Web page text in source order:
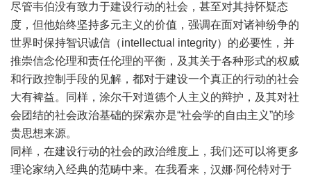
尽管韦伯没有致力于建设行动的社会，甚至对其持怀疑态
度，但他始终坚持多元主义的价值，强调在面对诸神纷争的
世界时保持智识诚信（intellectual integrity）的必要性，并
推崇信念伦理和责任伦理的平衡，及其关于各种形式的权威
和行政控制手段的见解，都对于建设一个真正的行动的社会
大有裨益。同样，涂尔干对道德个人主义的辩护，及其对社
会团结的社会政治基础的探索亦是“社会学的自由主义”的珍
贵思想来源。
同样，在建设行动的社会的政治维度上，我们还可以将更多
理论家纳入经典的范畴中来。在我看来，汉娜·阿伦特对于